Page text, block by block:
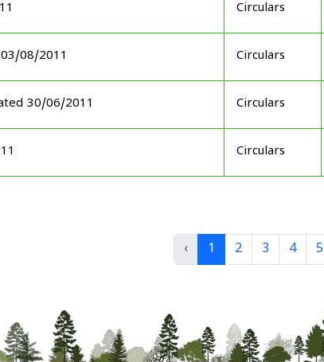
Circulars
08/2011 Circulars
30/06/2011 Circulars
Circulars
‹ 1 2 3 4 5